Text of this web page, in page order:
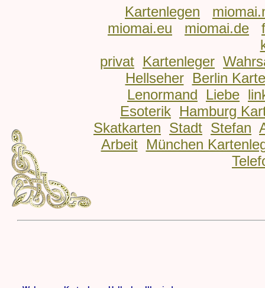
Kartenlegen
miomai.eu
miomai.de
privat Kartenleger
Hellseher
Berlin
Lenormand
Liebe
Esoterik Hamburg
Skatkarten Stadt Stefan
Arbeit
München